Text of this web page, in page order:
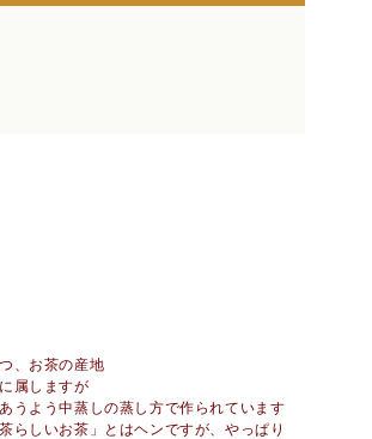
、お茶の産地
属しますが
うよう中蒸しの蒸し方で作られています
らしいお茶」とはヘンですが、やっぱり